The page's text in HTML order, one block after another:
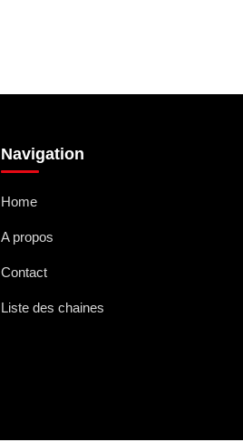
Navigation
Home
A propos
Contact
Liste des chaines